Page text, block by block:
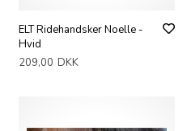
ELT Ridehandsker Noelle -
Hvid
209,00 DKK